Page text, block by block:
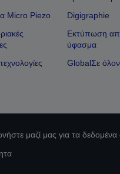
Micro Piezo
Digigraphie
Εκτύπωση
ύφασμα
GlobalΣε
μαζί μας για τα δεδομένα